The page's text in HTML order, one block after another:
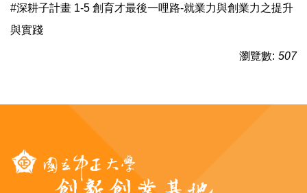
#深耕子計畫 1-5 創育才最後一哩路-就業力與創業力之提升
與實踐
瀏覽數: 507